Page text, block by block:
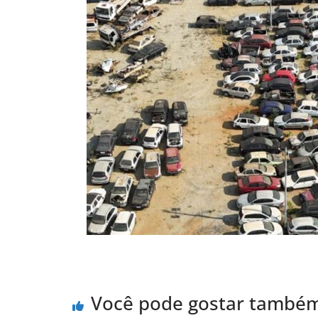
Você pode gostar